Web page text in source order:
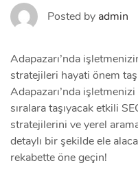
Posted by admin
Adapazarı’nda
stratejileri hayati önem
Adapazarı’nda
sıralara taşıyacak etkili
stratejilerini ve yerel
detaylı bir şekilde ele
rekabette öne geçin!